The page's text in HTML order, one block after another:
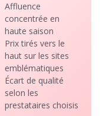
Affluence
concentrée en
haute saison
Prix tirés vers le
haut sur les sites
emblématiques
Écart de qualité
selon les
prestataires choisis